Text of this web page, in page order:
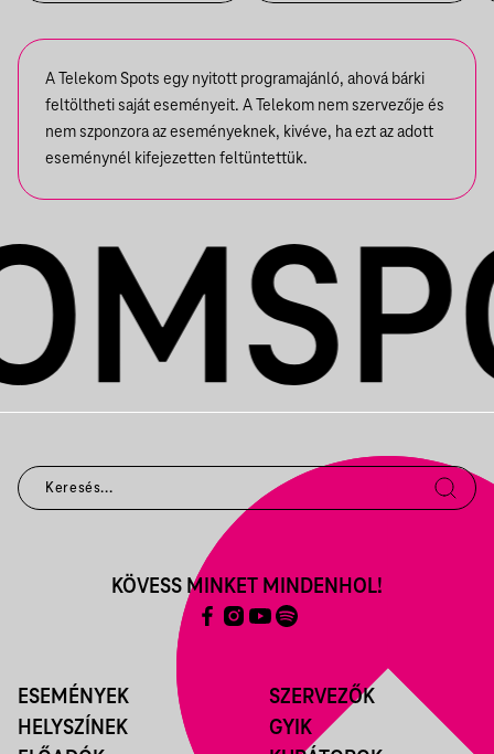
A Telekom Spots egy nyitott programajánló, ahová bárki
feltöltheti saját eseményeit. A Telekom nem szervezője és
nem szponzora az eseményeknek, kivéve, ha ezt az adott
eseménynél kifejezetten feltüntettük.
ESEMÉNYEK
HELYSZÍNEK
SZERVEZŐK
GYIK
KÖVESS MINKET MINDENHOL!